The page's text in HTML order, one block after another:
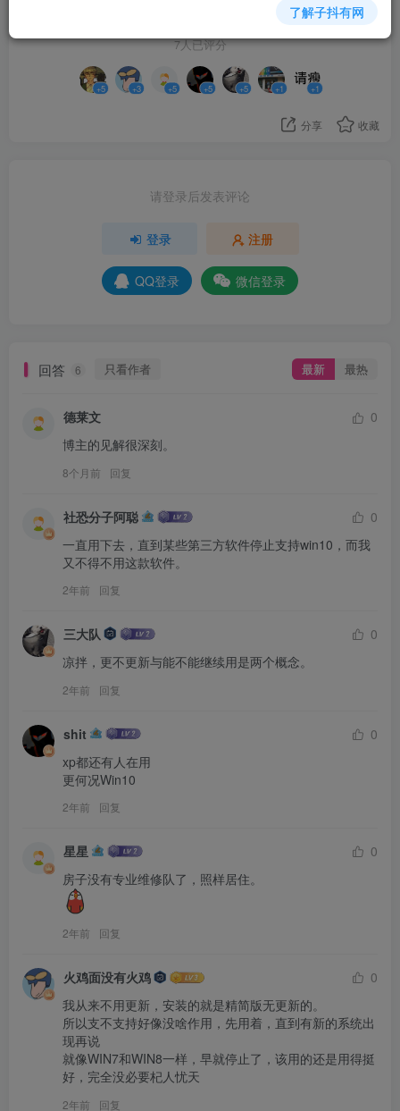
7人已评分
+5 +3 +5 +5 +5 +1 +1
分享 收藏
请登录后发表评论
登录 注册
QQ登录 微信登录
回答 6 只看作者 最新 最热
德莱文
0
博主的见解很深刻。
8个月前 回复
社恐分子阿聪
0
一直用下去，直到某些第三方软件停止支持win10，而我
又不得不用这款软件。
2年前 回复
三大队
0
凉拌，更不更新与能不能继续用是两个概念。
2年前 回复
shit
0
xp都还有人在用
更何况Win10
2年前 回复
星星
0
2年前 回复
火鸡面没有火鸡
0
我从来不用更新，安装的就是精简版无更新的。
所以支不支持好像没啥作用，先用着，直到有新的系统出
现再说
就像WIN7和WIN8一样，早就停止了，该用的还是用得挺
好，完全没必要杞人忧天
2年前 回复
了解子抖有网